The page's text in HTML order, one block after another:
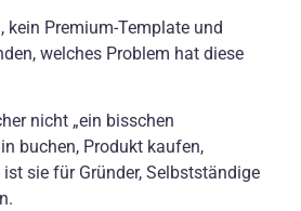
Premium-Template und
welches Problem hat diese
nicht „ein bisschen
buchen, Produkt kaufen,
sie für Gründer, Selbstständige